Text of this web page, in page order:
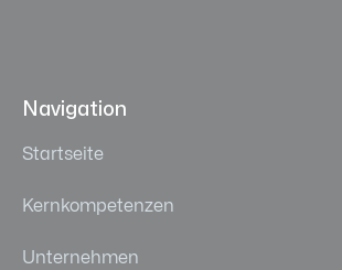
Navigation
Startseite
Kernkompetenzen
Unternehmen